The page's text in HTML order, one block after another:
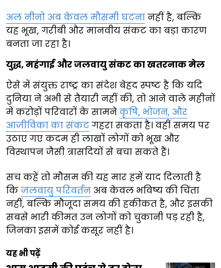
अल नीनो अब केवल मौसमी घटना नहीं है, बल्कि
यह भूख, गरीबी और मानवीय संकट का बड़ा कारण
बनता जा रहा है।
युद्ध, महंगाई और जलवायु संकट का खतरनाक मेल
ऐसे में संयुक्त राष्ट्र का संदेश बेहद स्पष्ट है कि यदि
दुनिया ने अभी से तैयारी नहीं की, तो आने वाले महीनों
में करोड़ों परिवारों के सामने कृषि, भोजन, और
आजीविका का संकट गहरा सकता है। वहीं समय पर
उठाए गए कदम ही लाखों लोगों को भूख और
विस्थापन जैसी त्रासदियों से बचा सकते हैं।
सच कहें तो मौसम की यह मार हमें याद दिलाती है
कि जलवायु परिवर्तन अब केवल भविष्य की चिंता
नहीं, बल्कि मौजूदा समय की हकीकत है, और इसकी
सबसे भारी कीमत उन लोगों को चुकानी पड़ रही है,
जिनका इसमें कोई कसूर नहीं है।
यह भी पढ़ें